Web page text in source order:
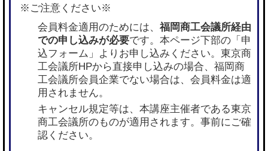
※ご注意ください※
会員料金適用のためには、 福岡商工会議所経由
での申し込みが必要です。本ページ下部の「申
込フォーム」よりお申し込みください。東京商
工会議所HPから直接申し込みの場合、福岡商
工会議所会員企業でない場合は、会員料金は適
用されません。
キャンセル規定等は、本講座主催者である東京
商工会議所のものが適用されます。事前にご確
認ください。